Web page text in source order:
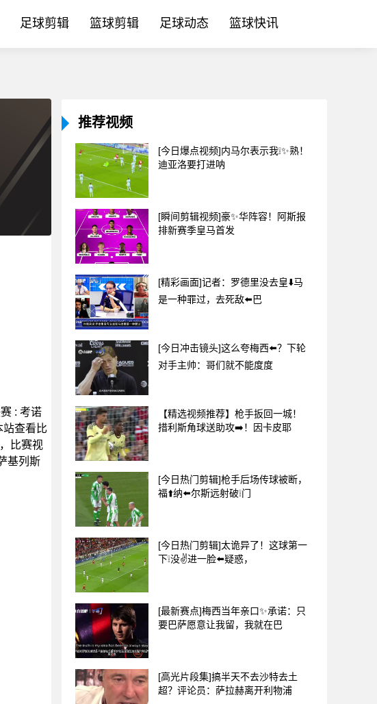
足球剪辑 篮球剪辑 足球动态 篮球快讯
: 考诺
站查看比
比赛视
基列斯
推荐视频
[今日爆点视频]内马尔表示我❕✨熟！
迪亚洛要打进呐
[瞬间剪辑视频]豪✨华阵容！阿斯报
排新赛季皇马首发
[精彩画面]记者：罗德里没去皇⬇️马
是一种罪过，去死敌⬅️巴
[今日冲击镜头]这么夸梅西⬅️？下轮
对手主帅：哥们就不能度度
【精选视频推荐】枪手扳回一城！
措利斯角球送助攻➡️！因卡皮耶
[今日热门剪辑]枪手后场传球被断，
福⬆️纳⬅️尔斯远射破❕门
[今日热门剪辑]太诡异了！这球第一
下❕没✌️进一脸⬅️疑惑，
[最新赛点]梅西当年亲口✨承诺：只
要巴萨愿意让我留，我就在巴
[高光片段集]搞半天不去沙特去土
超？评论员：萨拉赫离开利物浦